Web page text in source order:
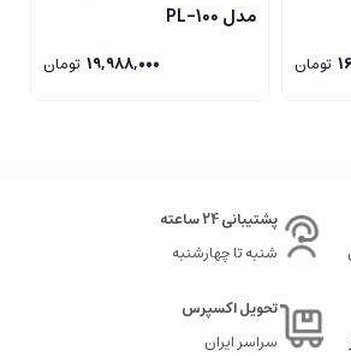
تومان
مدل PL-100
19,988,000 تومان
پشتیبانی 24 ساعته
شنبه تا چهارشنبه
تحویل اکسپرس
سراسر ایران